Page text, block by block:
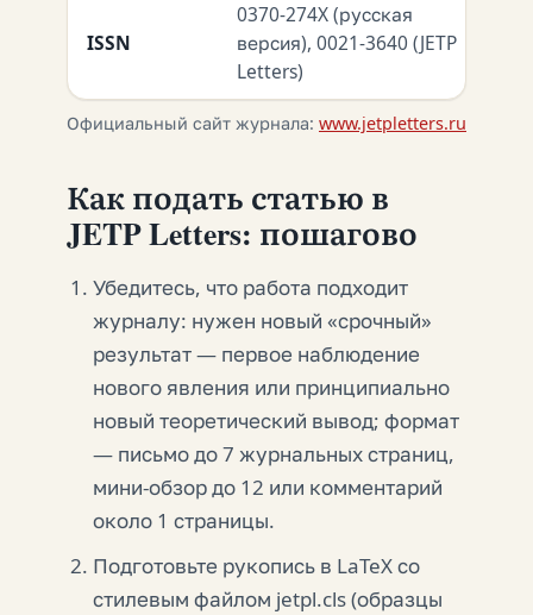
ISSN
0370-274X (русская
версия), 0021-3640 (JETP
Letters)
Официальный сайт журнала: www.jetpletters.ru
Как подать статью в
JETP Letters: пошагово
Убедитесь, что работа подходит
журналу: нужен новый «срочный»
результат — первое наблюдение
нового явления или принципиально
новый теоретический вывод; формат
— письмо до 7 журнальных страниц,
мини-обзор до 12 или комментарий
около 1 страницы.
Подготовьте рукопись в LaTeX со
стилевым файлом jetpl.cls (образцы